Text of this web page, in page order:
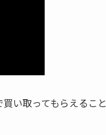
い取ってもらえること